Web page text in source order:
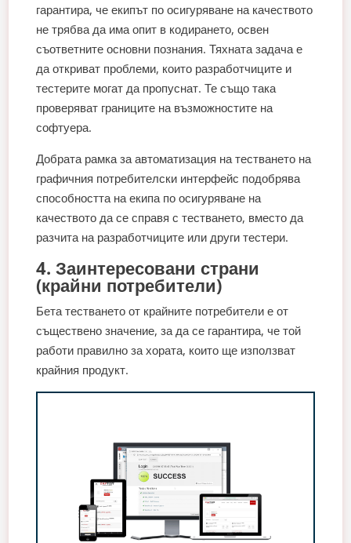
гарантира, че екипът по осигуряване на качеството
не трябва да има опит в кодирането, освен
съответните основни познания. Тяхната задача е
да откриват проблеми, които разработчиците и
тестерите могат да пропуснат. Те също така
проверяват границите на възможностите на
софтуера.
Добрата рамка за автоматизация на тестването на
графичния потребителски интерфейс подобрява
способността на екипа по осигуряване на
качеството да се справя с тестването, вместо да
разчита на разработчиците или други тестери.
4. Заинтересовани страни
(крайни потребители)
Бета тестването от крайните потребители е от
съществено значение, за да се гарантира, че той
работи правилно за хората, които ще използват
крайния продукт.